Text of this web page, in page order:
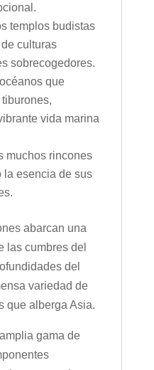
templos budistas
culturas
sobrecogedores.
que
vida marina
muchos rincones
la esencia de sus
abarcan una
las cumbres del
del
variedad de
que alberga Asia.
gama de